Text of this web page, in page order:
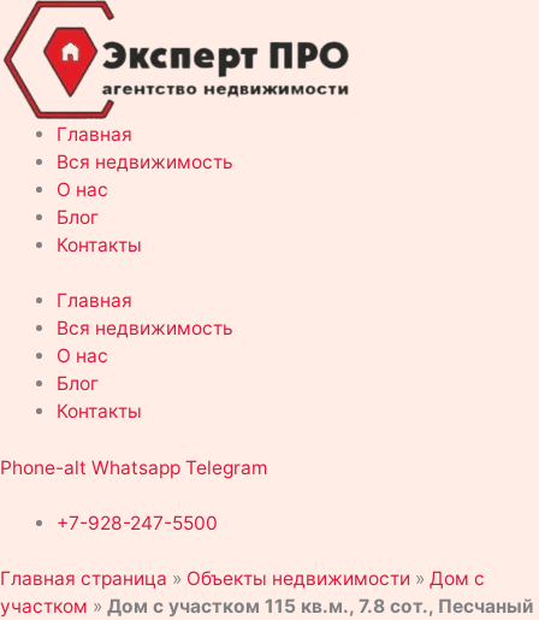
Перейти
содержимому
Главная
Вся недвижимость
О нас
Блог
Контакты
Главная
Вся недвижимость
О нас
Блог
Контакты
Phone-alt Whatsapp Telegram
+7-928-247-5500
Главная страница » Объекты недвижимости » Дом с
участком » Дом с участком 115 кв.м., 7.8 сот., Песчаный